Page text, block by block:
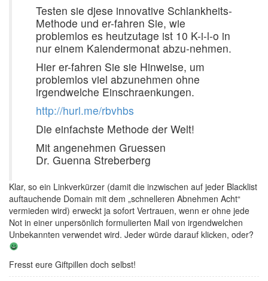
Testen sie djese innovative Schlankheits-
Methode und er-fahren Sie, wie
problemlos es heutzutage ist 10 K-i-l-o in
nur einem Kalendermonat abzu-nehmen.
Hier er-fahren Sie sie Hinweise, um
problemlos viel abzunehmen ohne
irgendwelche Einschraenkungen.
http://hurl.me/rbvhbs
Die einfachste Methode der Welt!
Mit angenehmen Gruessen
Dr. Guenna Streberberg
Klar, so ein Linkverkürzer (damit die inzwischen auf jeder Blacklist
auftauchende Domain mit dem „schnelleren Abnehmen Acht“
vermieden wird) erweckt ja sofort Vertrauen, wenn er ohne jede
Not in einer unpersönlich formulierten Mail von irgendwelchen
Unbekannten verwendet wird. Jeder würde darauf klicken, oder?
Fresst eure Giftpillen doch selbst!